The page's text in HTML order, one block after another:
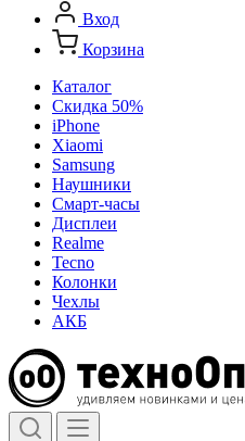
Вход
Корзина
Каталог
Скидка 50%
iPhone
Xiaomi
Samsung
Наушники
Смарт-часы
Дисплеи
Realme
Tecno
Колонки
Чехлы
АКБ